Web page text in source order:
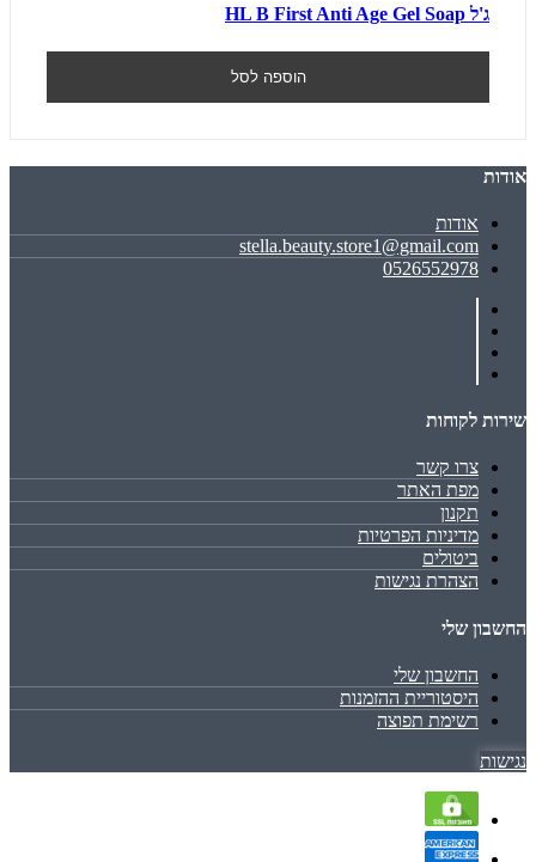
ג'ל HL B First Anti Age Gel Soap
הוספה לסל
אודות
אודות
stella.beauty.store1@gmail.com
0526552978
שירות לקוחות
צרו קשר
מפת האתר
תקנון
מדיניות הפרטיות
ביטולים
הצהרת נגישות
החשבון שלי
החשבון שלי
היסטוריית ההזמנות
רשימת תפוצה
נגישות